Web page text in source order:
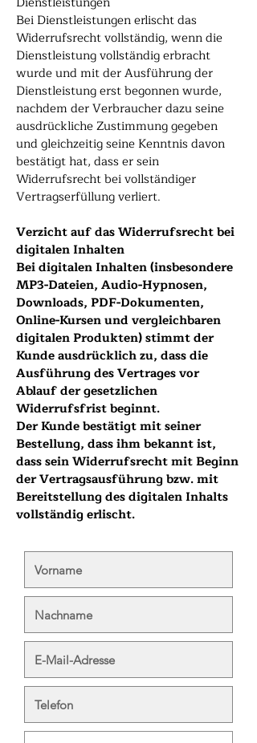
Bei Dienstleistungen erlischt das
Widerrufsrecht vollständig, wenn die
Dienstleistung vollständig erbracht
wurde und mit der Ausführung der
Dienstleistung erst begonnen wurde,
nachdem der Verbraucher dazu seine
ausdrückliche Zustimmung gegeben
und gleichzeitig seine Kenntnis davon
bestätigt hat, dass er sein
Widerrufsrecht bei vollständiger
Vertragserfüllung verliert.
Verzicht auf das Widerrufsrecht bei
digitalen Inhalten
Bei digitalen Inhalten (insbesondere
MP3-Dateien, Audio-Hypnosen,
Downloads, PDF-Dokumenten,
Online-Kursen und vergleichbaren
digitalen Produkten) stimmt der
Kunde ausdrücklich zu, dass die
Ausführung des Vertrages vor
Ablauf der gesetzlichen
Widerrufsfrist beginnt.
Der Kunde bestätigt mit seiner
Bestellung, dass ihm bekannt ist,
dass sein Widerrufsrecht mit Beginn
der Vertragsausführung bzw. mit
Bereitstellung des digitalen Inhalts
vollständig erlischt.